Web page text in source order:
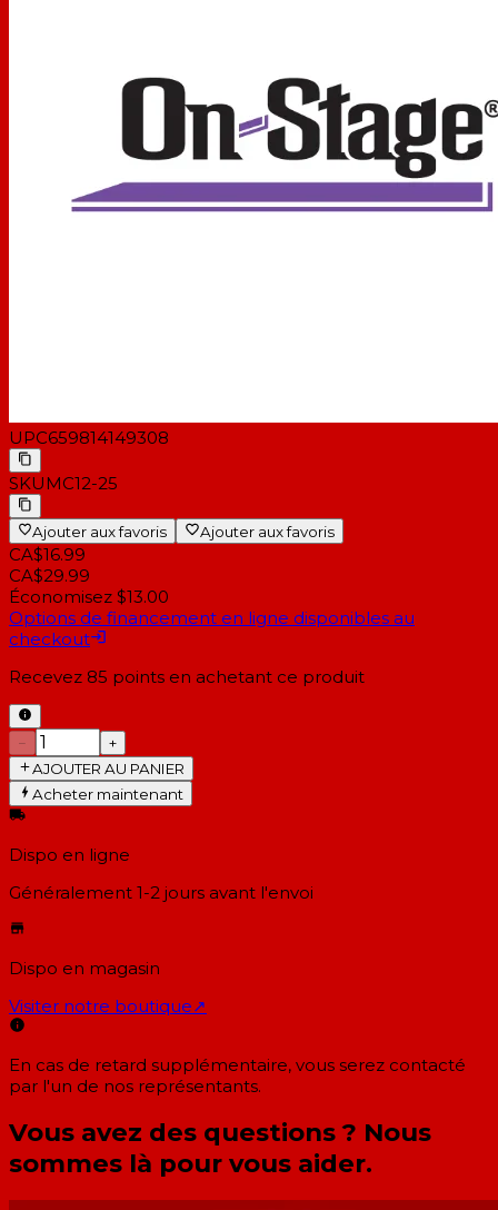
UPC659814149308
SKUMC12-25
Ajouter aux favoris Ajouter aux favoris
CA$16.99
CA$29.99
Économisez $13.00
Options de financement en ligne disponibles au
checkout
Recevez 85 points en achetant ce produit
−
+
AJOUTER AU PANIER
Acheter maintenant
Dispo en ligne
Généralement 1-2 jours avant l'envoi
Dispo en magasin
Visiter notre boutique↗
En cas de retard supplémentaire, vous serez contacté
par l'un de nos représentants.
Vous avez des questions ? Nous
sommes là pour vous aider.